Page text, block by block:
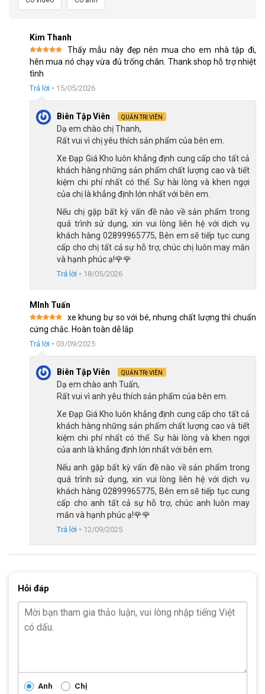
Trang bị càng xe làm từ hợp kim thép, xe vận hành mượt mà
và bạc đạn, giúp xe vận hành mượt mà.
Phanh đĩa cơ, lực phanh mạnh mẽ đảm bảo an toàn
Yên Xe Đạp Trẻ Em Royal Baby Miamor Mars 18 Inch
Xe đạp trẻ em bé trai Royal Baby Miamor Mars 18 inch với thiết
kế đảm bảo an toàn, chất lượng và độ bền cao. Đây là sự lựa
chọn hoàn hảo cho cho các bé, đem đến trải nghiệm đạp xe
thú vị. Hãy đến ngay hệ thống cửa hàngXe Đạp Giá Kho
giúp bé sở hữu chiếc xe đạp trẻ em nổi bật này ngay nhé!
Địa Chỉ Các Cửa Hàng Xe Đạp Giá Kho:
494 Nguyễn Oanh, P.An Nhơn, HCM (Gò Vấp cũ)
322/36 An Dương Vương, P.Chợ Quán, HCM (Quận
CH 3:330 Hùng Vương, Xã Ngãi Giao, HCM (Châu Đức,
BRVT cũ)
CH 4:
216A Đ. Độc Lập, P.Phú Thọ Hòa, HCM(Q.Tân Phú
CH 5: 24 Nguyễn Thị Nhung, KĐT Vạn Phúc, P.Hiệp Bình,
HCM (Q.Thủ Đức cũ)
CH 7:05 Nguyễn Trãi, P.Dĩ An, HCM (Dĩ An, Bình Dương
CH 8:15 Phú Lợi, P.Phú Lợi, HCM (Thủ Dầu Một, Bình
Dương cũ)
Xe Đạp Trẻ Em XDD 2 Dóng 01 18 Inch
Xe Đạp Cho Bé Gái Jsxiong 2305 18 Inch
SKU:18Tmars
Thẻ:xe đạp trẻ em 7-15 tuổi,xe đạp trẻ em 8 14 tuổi,xe đạp trẻ em 8-
12 tuổi
Kim Thanh
Được xếp
hạng 5 5
sao
Thấy mẫu này đẹp nên mua cho em nhà tập đi,
hên mua nó chạy vừa đủ trống chân. Thank shop hỗ trợ nhiệt
tình
Trả lời • 15/05/2026
Biên Tập Viên QUẢN TRỊ VIÊN
Dạ em chào chị Thanh,
Rất vui vì chị yêu thích sản phẩm của bên em.
Xe Đạp Giá Kho luôn khẳng định cung cấp cho tất cả
khách hàng những sản phẩm chất lượng cao và tiết
kiệm chi phí nhất có thể. Sự hài lòng và khen ngợi
của chị là khẳng định lớn nhất với bên em.
Nếu chị gặp bất kỳ vấn đề nào về sản phẩm trong
quá trình sử dụng, xin vui lòng liên hệ với dịch vụ
khách hàng 02899965775, Bên em sẽ tiếp tục cung
cấp cho chị tất cả sự hỗ trợ, chúc chị luôn may mắn
và hạnh phúc ạ!🌹🌹
Trả lời • 18/05/2026
MInh Tuấn
Được xếp
hạng5 5
sao
xe khung bự so với bé, nhưng chất lượng thì chuẩn
cứng chắc. Hoàn toàn dễ lắp
Trả lời • 03/09/2025
Biên Tập Viên QUẢN TRỊ VIÊN
Dạ em chào anh Tuấn,
Rất vui vì anh yêu thích sản phẩm của bên em.
Xe Đạp Giá Kho luôn khẳng định cung cấp cho tất cả
khách hàng những sản phẩm chất lượng cao và tiết
kiệm chi phí nhất có thể. Sự hài lòng và khen ngợi
của anh là khẳng định lớn nhất với bên em.
Nếu anh gặp bất kỳ vấn đề nào về sản phẩm trong
quá trình sử dụng, xin vui lòng liên hệ với dịch vụ
khách hàng 02899965775, Bên em sẽ tiếp tục cung
cấp cho anh tất cả sự hỗ trợ, chúc anh luôn may
mắn và hạnh phúc ạ!🌹🌹
Trả lời • 12/09/2025
Hỏi đáp
Anh Chị